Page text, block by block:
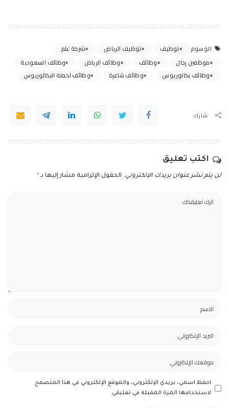
الوسوم توظيف توظيف الرياض
شركة علم
موظفين رجال
وظائف وظائف الرياض
وظائف السعودية
وظائف بكالوريوس
وظائف شاغرة وظائف لحملة البكالوريوس
شارك
اكتب تعليق
لن يتم نشر عنوان بريدك الإلكتروني. الحقول الإلزامية مشار إليها بـ *
احفظ اسمي، بريدي الإلكتروني، والموقع الإلكتروني في هذا المتصفح
لاستخدامها المرة المقبلة في تعليقي.